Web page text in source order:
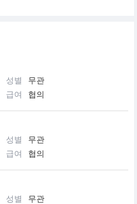
성별
무관
급여 협의
성별
무관
급여 협의
성별
무관